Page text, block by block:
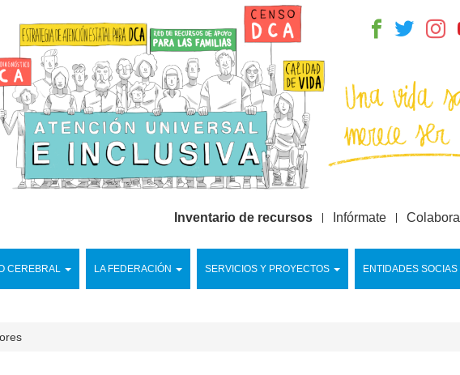
CEREBRAL LA FEDERACIÓN SERVICIOS Y PROYECTOS ENTIDADES SOCIAS
Inventario de recursos Infórmate Colabora